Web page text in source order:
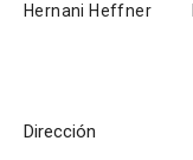
Hernani Heffner
Dirección